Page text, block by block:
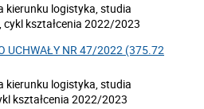
kierunku logistyka, studia
kształcenia 2022/2023
UCHWAŁY NR 47/2022 (375.72
kierunku logistyka, studia
kształcenia 2022/2023